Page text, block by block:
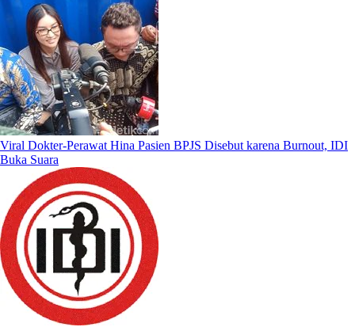
Viral Dokter-Perawat Hina Pasien BPJS Disebut karena Burnout, IDI
Buka Suara